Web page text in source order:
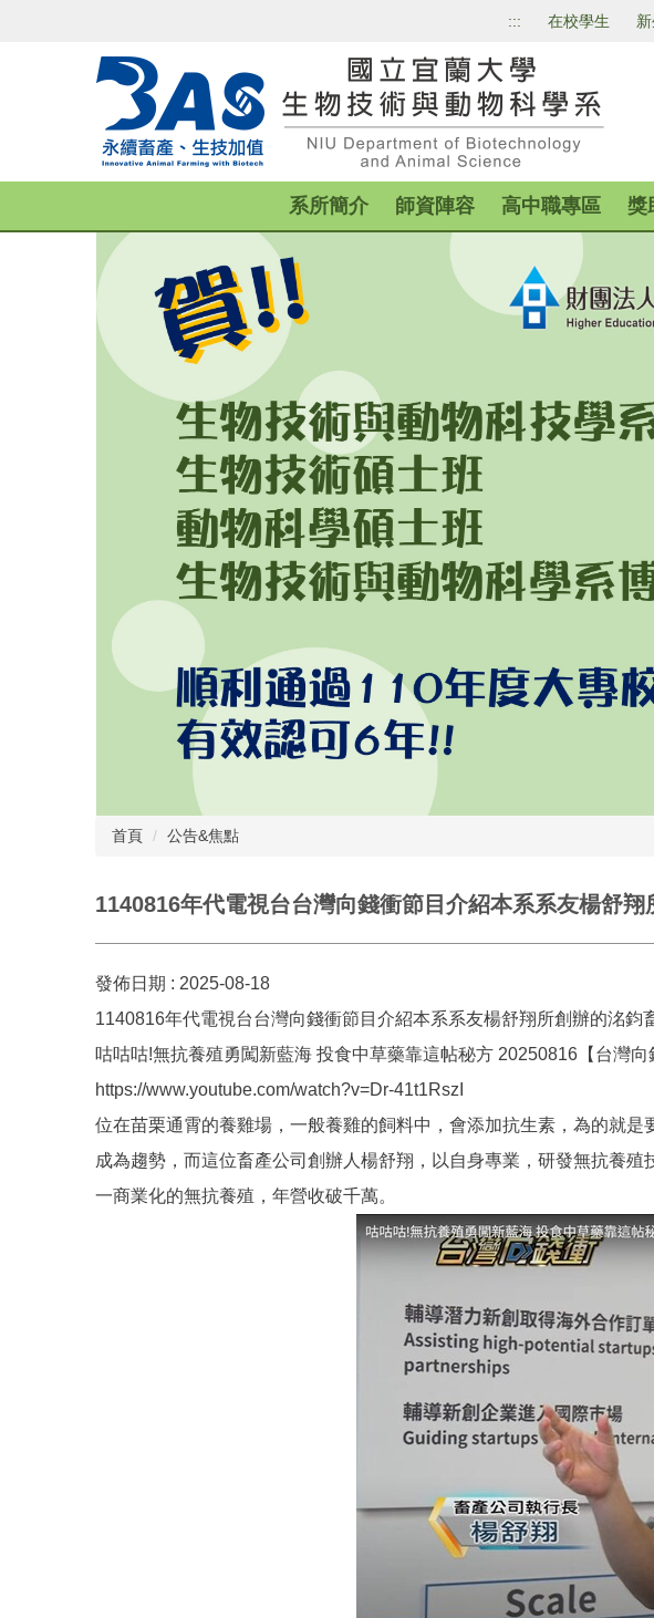
::: 在校學生
系所簡介 師資陣容 高中職專區 獎
首頁 公告&焦點
1140816年代電視台台灣向錢衝節目介紹本系系友楊舒
發佈日期 : 2025-08-18
1140816年代電視台台灣向錢衝節目介紹本系系友楊舒翔所創辦的洺鈞
咕咕咕!無抗養殖勇闖新藍海 投食中草藥靠這帖秘方 20250816【台灣向
https://www.youtube.com/watch?v=Dr-41t1RszI
位在苗栗通霄的養雞場，一般養雞的飼料中，會添加抗生素，為的就
成為趨勢，而這位畜產公司創辦人楊舒翔，以自身專業，研發無抗養
一商業化的無抗養殖，年營收破千萬。